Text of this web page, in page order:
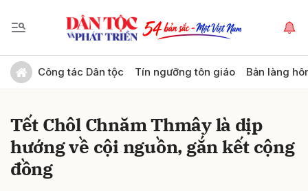
Công tác Dân tộc Tín ngưỡng tôn giáo Bản làng
Tết Chôl Chnăm Thmây là dịp
hướng về cội nguồn, gắn kết cộng
đồng
Gửi bình luận